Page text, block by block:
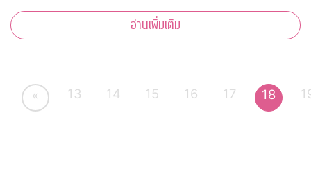
ความหนาแน่น***
อ่านเพิ่มเติม
« 13 14 15 16 17 18